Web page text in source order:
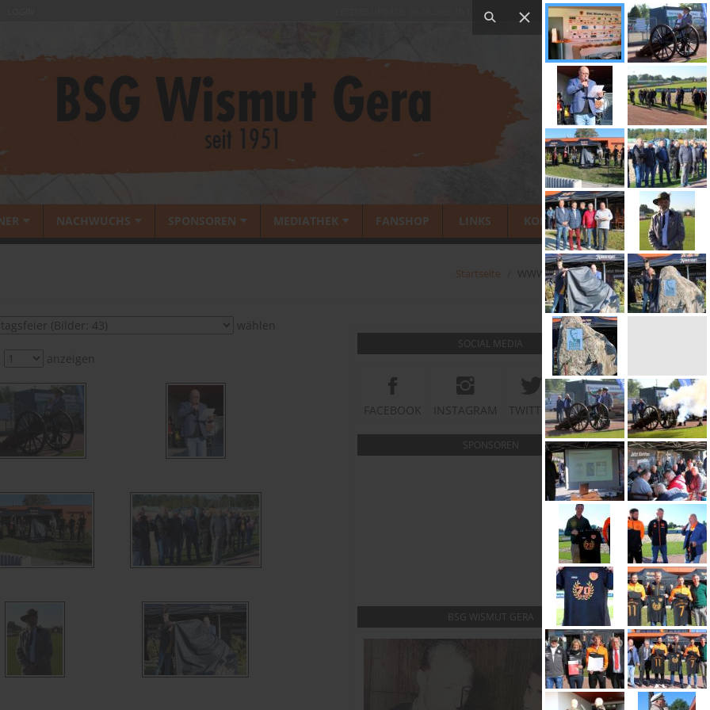
NACHWUCHS SPONSOREN MEDIATHEK FANSHOP LINKS KONTAKT
Startseite WWW.WISMUTGERA.DE
wählen
anzeigen
SOCIAL MEDIA
FACEBOOK INSTAGRAM TWITTER YOUTUBE
SPONSOREN
BSG WISMUT GERA